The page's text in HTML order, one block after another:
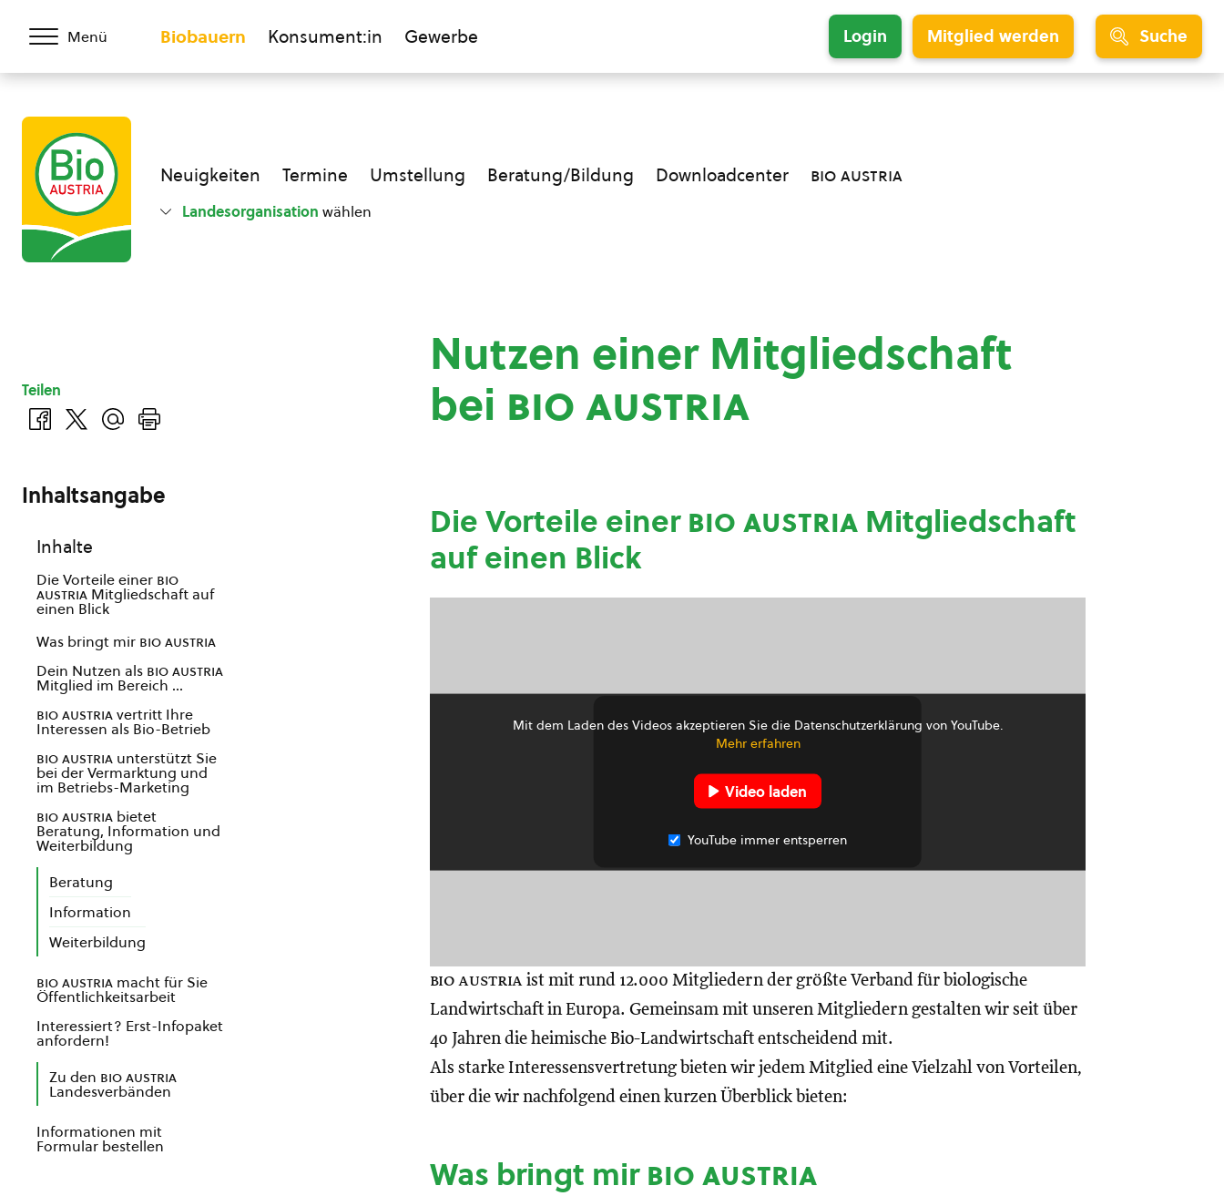
Menü Biobauern Konsument:in Gewerbe Login Mitglied werden Suche
Neuigkeiten Termine Umstellung Beratung/Bildung Downloadcenter bio austria
Landesorganisation wählen
Nutzen einer Mitgliedschaft
bei bio austria
Die Vorteile einerbio austria Mitgliedschaft
auf einen Blick
Mit dem Laden des Videos akzeptieren Sie die Datenschutzerklärung von YouTube.
Mehr erfahren
Video laden
YouTube immer entsperren
bio austria ist mit rund 12.000 Mitgliedern der größte Verband für biologische
Landwirtschaft in Europa. Gemeinsam mit unseren Mitgliedern gestalten wir seit über
40 Jahren die heimische Bio-Landwirtschaft entscheidend mit.
Als starke Interessensvertretung bieten wir jedem Mitglied eine Vielzahl von Vorteilen,
über die wir nachfolgend einen kurzen Überblick bieten:
Was bringt mirbio austria
Teilen
Inhaltsangabe
Inhalte
Die Vorteile einer bio
austria Mitgliedschaft auf
einen Blick
Was bringt mir bio austria
Dein Nutzen als bio austria
Mitglied im Bereich …
bio austriavertritt Ihre
Interessen als Bio-Betrieb
bio austria unterstützt Sie
bei der Vermarktung und
im Betriebs-Marketing
bio austria bietet
Beratung, Information und
Weiterbildung
Beratung
Information
Weiterbildung
bio austria macht für Sie
Öffentlichkeitsarbeit
Interessiert? Erst-Infopaket
anfordern!
Zu den bio austria
Landesverbänden
Informationen mit
Formular bestellen